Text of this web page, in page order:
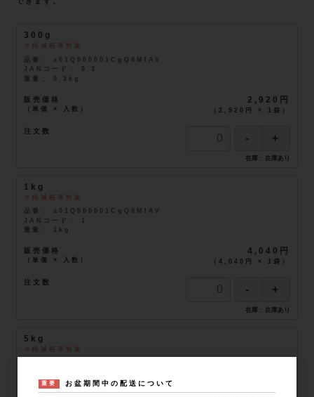
300g
軽減税率対象
品番
a01Q900001CgQ8MIAV
JANコード
0.3
0.3kg
販売価格
（単価 × 入数）
2,920円
（ 2,920円 × 袋 ）
注文数
在庫 在庫あり
1kg
軽減税率対象
品番
a01Q900001CgQ8MIAV
JANコード
1kg
販売価格
（単価 × 入数）
4,040円
（ 4,040円 × 1 袋 ）
注文数
在庫 在庫あり
5kg
軽減税率対象
重量
5kg
重要 お盆期間中の配送について